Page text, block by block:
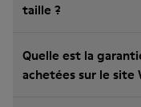
taille ?
Quelle est la
achetées sur le site